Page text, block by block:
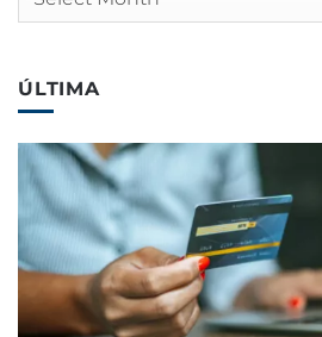
ÚLTIMA